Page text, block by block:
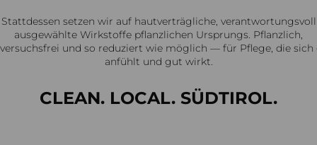
Stattdessen setzen wir auf hautverträgliche, verantwortungsvoll
ausgewählte Wirkstoffe pflanzlichen Ursprungs. Pflanzlich,
und so reduziert wie möglich — für Pflege, die
anfühlt und gut wirkt.
CLEAN. LOCAL. SÜDTIROL.